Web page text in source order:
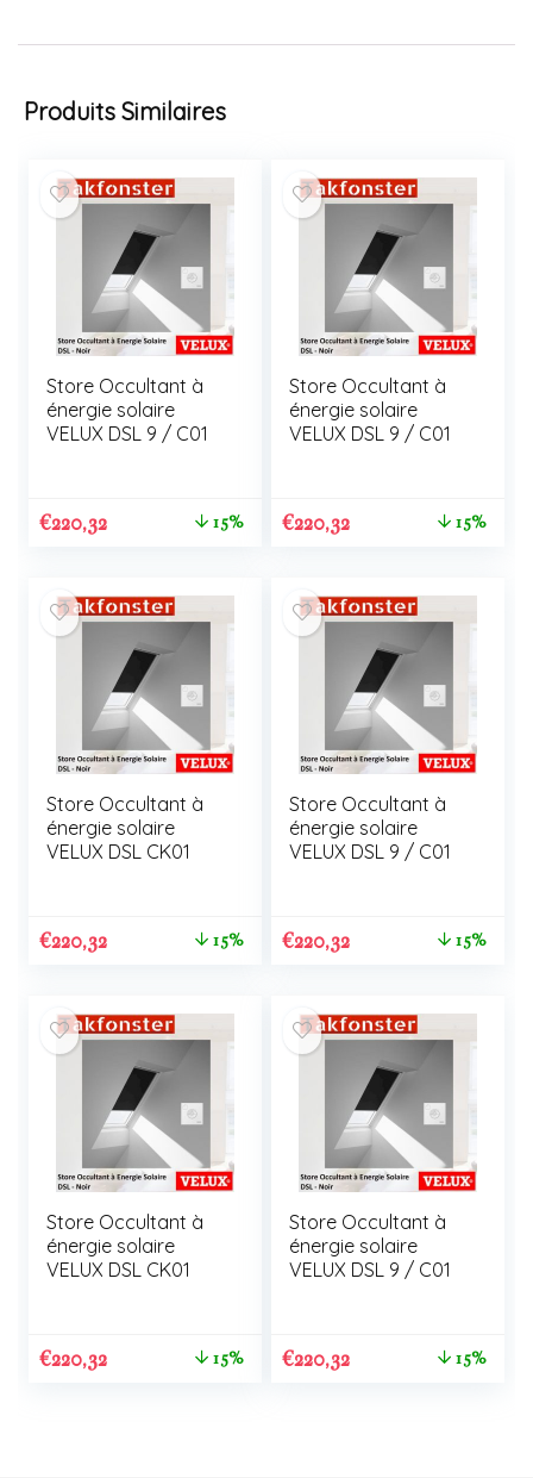
Produits Similaires
Store Occultant à
énergie solaire
VELUX DSL 9 / C01
€220,32 15%
Store Occultant à
énergie solaire
VELUX DSL 9 / C01
€220,32 15%
Store Occultant à
énergie solaire
VELUX DSL CK01
€220,32 15%
Store Occultant à
énergie solaire
VELUX DSL 9 / C01
€220,32 15%
Store Occultant à
énergie solaire
VELUX DSL CK01
€220,32 15%
Store Occultant à
énergie solaire
VELUX DSL 9 / C01
€220,32 15%